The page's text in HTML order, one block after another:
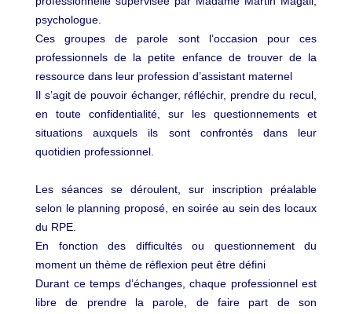
psychologue.
Ces groupes de parole sont l’occasion pour ces
professionnels de la petite enfance de trouver de la
ressource dans leur profession d’assistant maternel
Il s’agit de pouvoir échanger, réfléchir, prendre du recul,
en toute confidentialité, sur les questionnements et
situations auxquels ils sont confrontés dans leur
quotidien professionnel.
Les séances se déroulent, sur inscription préalable
selon le planning proposé, en soirée au sein des locaux
du RPE.
En fonction des difficultés ou questionnement du
moment un thème de réflexion peut être défini
Durant ce temps d’échanges, chaque professionnel est
libre de prendre la parole, de faire part de son